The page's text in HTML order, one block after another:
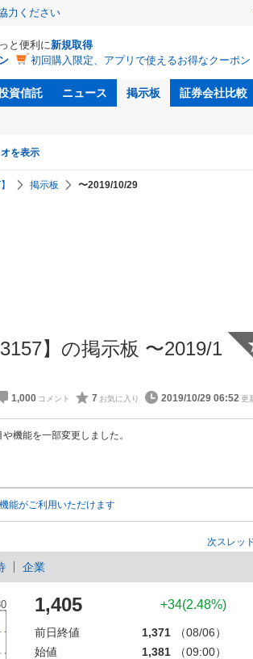
力ください
と便利に新規取得
初回購入限定、アプリで使えるお得なクーポン
資信託 ニュース 掲示板 証券会社比較
を表示
掲示板 〜2019/10/29
】の掲示板 〜2019/1
1,000 7 2019/10/29 06:52
機能を一部変更しました。
能がご利用いただけます
次スレッ
企業
1,405 +34(2.48%)
前日終値 1,371
（08/06）
始値
1,381
（09:00）